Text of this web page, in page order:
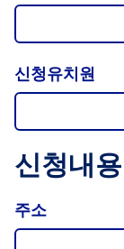
신청유치원
신청내용
주소